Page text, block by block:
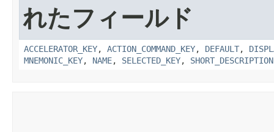
れたフィールド
ACCELERATOR_KEY, ACTION_COMMAND_KEY, DEFAULT,
MNEMONIC_KEY, NAME, SELECTED_KEY, SHORT_DESCRIPTION